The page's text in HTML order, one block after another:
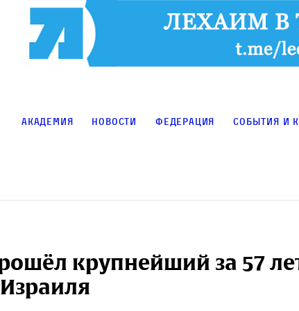
Академия Новости Федерация События и
крупнейший за 57